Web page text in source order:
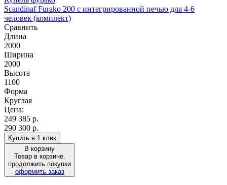
Scandinaf Furako 200 с интегрированной печью для 4-6
человек (комплект)
Сравнить
Длина
2000
Ширина
2000
Высота
1100
Форма
Круглая
Цена:
249 385 р.
290 300 р.
Купить в 1 клик
В корзину
Товар в корзине.
продолжить покупки
оформить заказ